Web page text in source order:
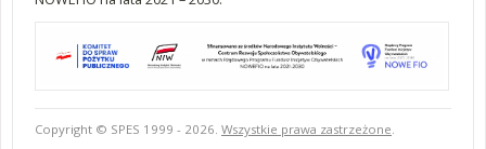
Copyright © SPES 1999 - 2026. Wszystkie prawa zastrzeżone.